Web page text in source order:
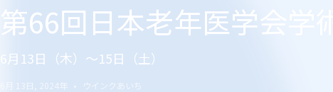
第66回日本老年医学会学
6月13日（木）～15日（土）
6月 13日, 2024年 ウインクあいち